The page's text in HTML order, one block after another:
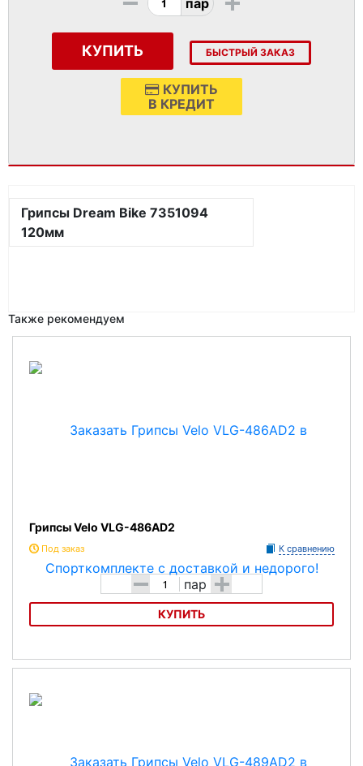
пар
КУПИТЬ БЫСТРЫЙ ЗАКАЗ
КУПИТЬ
В КРЕДИТ
Грипсы Dream Bike 7351094
120мм
Также рекомендуем
Грипсы Velo VLG-486AD2
Под заказ К сравнению
- пар +
КУПИТЬ
Грипсы Velo VLG-486AD2